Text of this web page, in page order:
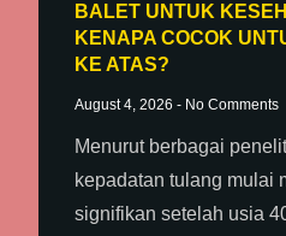
BALET UNTUK
KENAPA COCOK
KE ATAS?
August 4, 2026 No Comments
Menurut berbagai
kepadatan tulang mulai
signifikan setelah usia